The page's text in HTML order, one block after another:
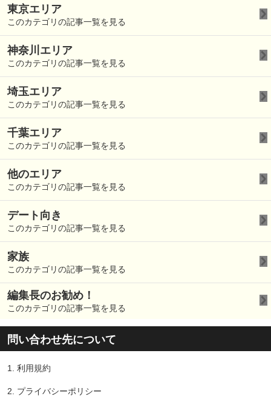
東京エリア
このカテゴリの記事一覧を見る
神奈川エリア
このカテゴリの記事一覧を見る
埼玉エリア
このカテゴリの記事一覧を見る
千葉エリア
このカテゴリの記事一覧を見る
他のエリア
このカテゴリの記事一覧を見る
デート向き
このカテゴリの記事一覧を見る
家族
このカテゴリの記事一覧を見る
編集長のお勧め！
このカテゴリの記事一覧を見る
問い合わせ先について
1. 利用規約
2. プライバシーポリシー